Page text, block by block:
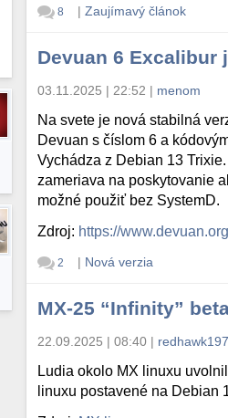
8 | Zaujímavý článok
Devuan 6 Excalibur
03.11.2025 | 22:52 | menom
Na svete je nová stabilná
Devuan s číslom 6 a
Vychádza z Debian 13
zameriava na poskytovanie
možné použiť bez SystemD.
Zdroj: https://
2 | Nová verzia
MX-25 “Infinity”
22.09.2025 | 08:40 |
Ludia okolo MX linuxu
linuxu postavené na Debian